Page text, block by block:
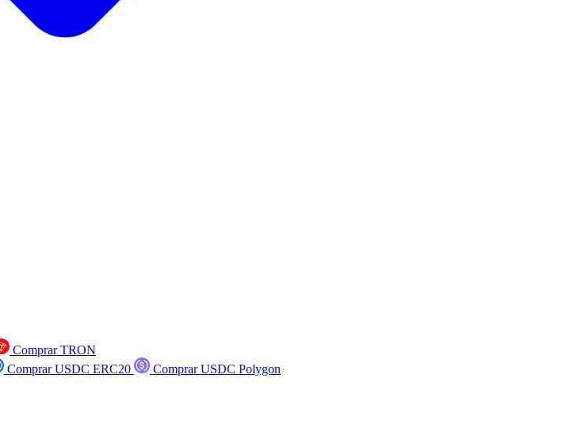
Comprar TRON
Comprar USDC ERC20
Comprar USDC Polygon